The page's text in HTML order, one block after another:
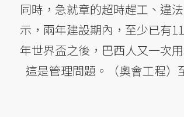
同時，急就章的超時趕工、違
示，兩年建設期內，至少已有
年世界盃之後，巴西人又一次
這是管理問題。（奧會工程